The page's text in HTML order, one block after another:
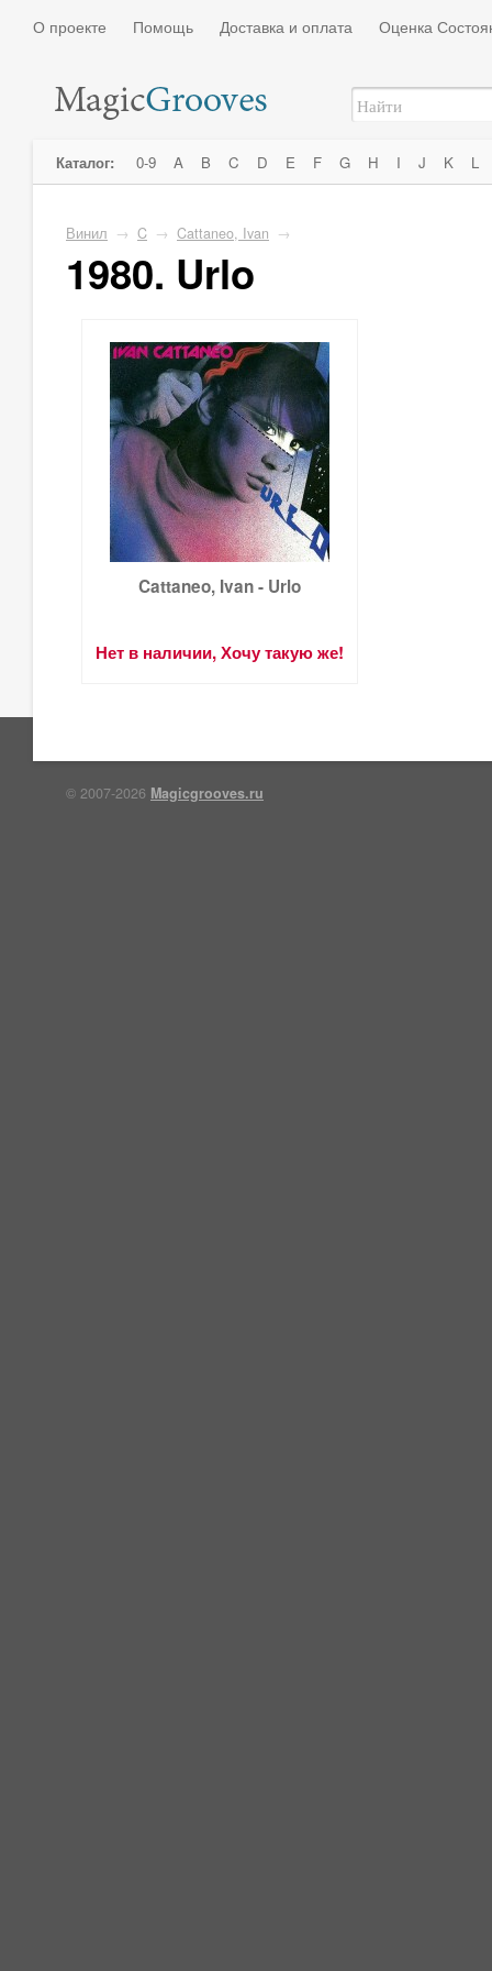
О проекте Помощь Доставка и оплата Оценка
Каталог: 0-9 A B C D E F G H I J K L
Винил → C → Cattaneo, Ivan →
1980. Urlo
Cattaneo, Ivan - Urlo
Нет в наличии, Хочу такую же!
© 2007-2026 Magicgrooves.ru